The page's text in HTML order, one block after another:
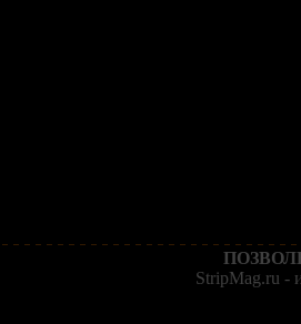
StripMag.ru -